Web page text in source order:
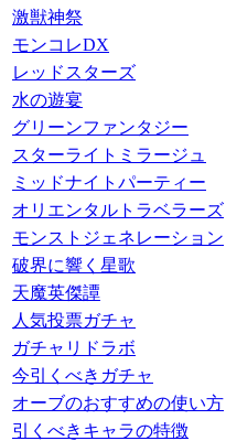
激獣神祭
モンコレDX
レッドスターズ
水の遊宴
グリーンファンタジー
スターライトミラージュ
ミッドナイトパーティー
オリエンタルトラベラーズ
モンストジェネレーション
破界に響く星歌
天魔英傑譚
人気投票ガチャ
ガチャリドラボ
今引くべきガチャ
オーブのおすすめの使い方
引くべきキャラの特徴